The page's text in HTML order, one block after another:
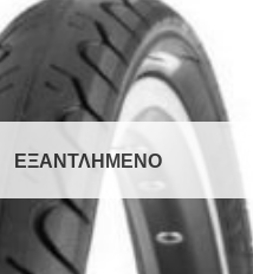
ΕΞΑΝΤΛΗΜΈΝΟ